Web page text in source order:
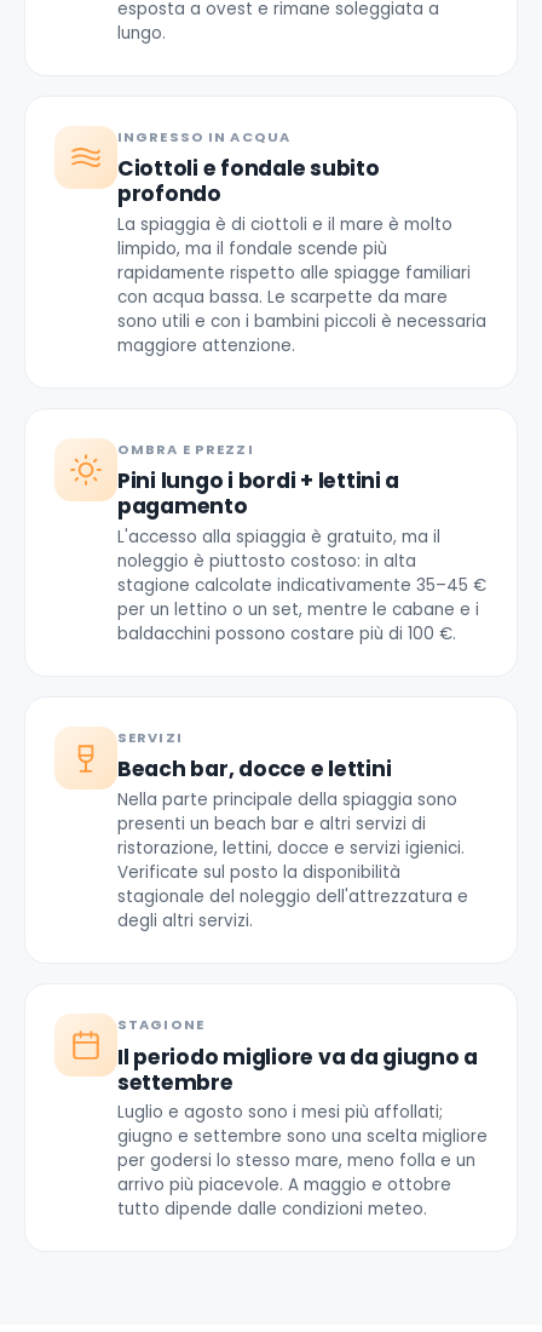
esposta a ovest e rimane soleggiata a
lungo.
INGRESSO IN ACQUA
Ciottoli e fondale subito
profondo
La spiaggia è di ciottoli e il mare è molto
limpido, ma il fondale scende più
rapidamente rispetto alle spiagge familiari
con acqua bassa. Le scarpette da mare
sono utili e con i bambini piccoli è necessaria
maggiore attenzione.
OMBRA E PREZZI
Pini lungo i bordi + lettini a
pagamento
L'accesso alla spiaggia è gratuito, ma il
noleggio è piuttosto costoso: in alta
stagione calcolate indicativamente 35–45 €
per un lettino o un set, mentre le cabane e i
baldacchini possono costare più di 100 €.
SERVIZI
Beach bar, docce e lettini
Nella parte principale della spiaggia sono
presenti un beach bar e altri servizi di
ristorazione, lettini, docce e servizi igienici.
Verificate sul posto la disponibilità
stagionale del noleggio dell'attrezzatura e
degli altri servizi.
STAGIONE
Il periodo migliore va da giugno a
settembre
Luglio e agosto sono i mesi più affollati;
giugno e settembre sono una scelta migliore
per godersi lo stesso mare, meno folla e un
arrivo più piacevole. A maggio e ottobre
tutto dipende dalle condizioni meteo.